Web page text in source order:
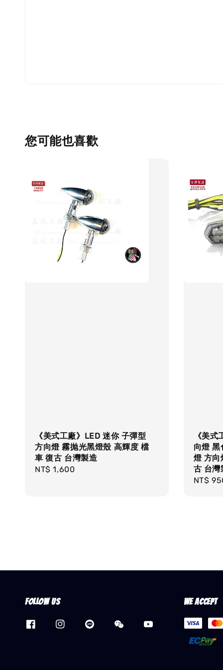
您可能也喜歡
《美式工廠》LED 迷你 子彈型
方向燈 霧抛光黑燈殼 高輝度 檔
車 復古 台灣製造
Regular
NT$ 1,600
《美
向燈
燈 方向
古 台灣
NT$
Follow us We accept